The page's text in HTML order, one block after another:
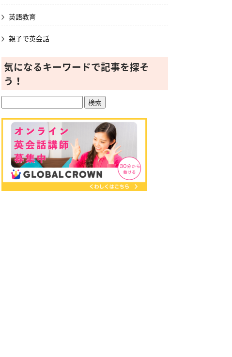
英語教育
親子で英会話
気になるキーワードで記事を探そ
う！